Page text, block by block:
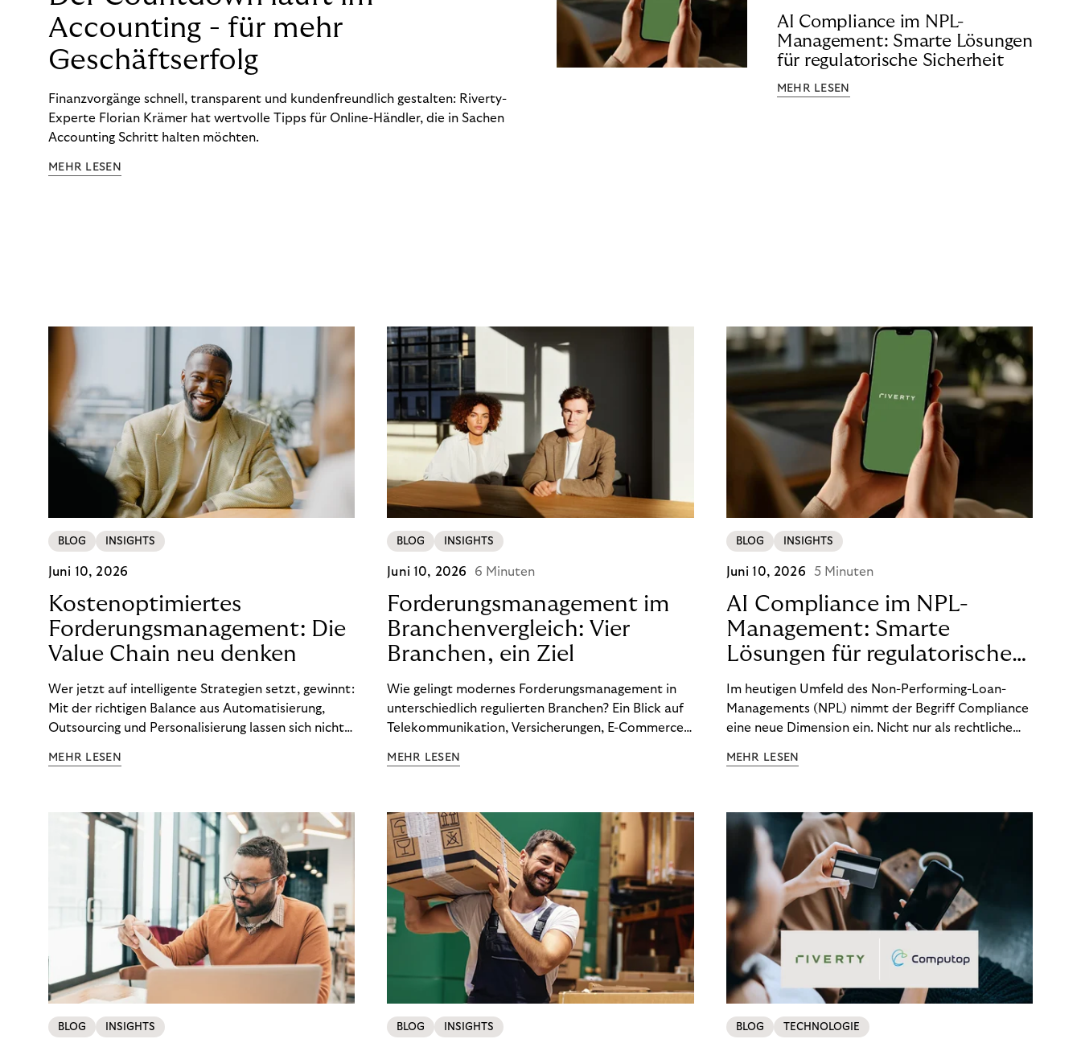
Accounting - für mehr
Geschäftserfolg
Finanzvorgänge schnell, transparent und kundenfreundlich gestalten: Riverty-
Experte Florian Krämer hat wertvolle Tipps für Online-Händler, die in Sachen
Accounting Schritt halten möchten.
MEHR LESEN
AI Compliance im NPL-
Management: Smarte Lösungen
für regulatorische Sicherheit
MEHR LESEN
BLOG INSIGHTS
Juni 10, 2026
Kostenoptimiertes
Forderungsmanagement: Die
Value Chain neu denken
Wer jetzt auf intelligente Strategien setzt, gewinnt:
Mit der richtigen Balance aus Automatisierung,
Outsourcing und Personalisierung lassen sich nicht
Ergebnisse sichern. Riverty zeigt, wie Recovery-
MEHR LESEN
BLOG INSIGHTS
Juni 10, 2026 6 Minuten
Forderungsmanagement im
Branchenvergleich: Vier
Branchen, ein Ziel
Wie gelingt modernes Forderungsmanagement in
unterschiedlich regulierten Branchen? Ein Blick auf
Telekommunikation, Versicherungen, E-Commerce
wirksam reduzieren will, braucht keine
MEHR LESEN
BLOG INSIGHTS
Juni 10, 2026 5 Minuten
AI Compliance im NPL-
Management: Smarte
Lösungen für regulatorische
Sicherheit
Im heutigen Umfeld des Non-Performing-Loan-
Managements (NPL) nimmt der Begriff Compliance
eine neue Dimension ein. Nicht nur als rechtliche
Wettbewerbsvorteil. In einem Umfeld steigender
(DSGVO) – geraten viele Unternehmen an die
Grenzen traditioneller Compliance-Mechanismen.
MEHR LESEN
BLOG INSIGHTS BLOG INSIGHTS BLOG TECHNOLOGIE